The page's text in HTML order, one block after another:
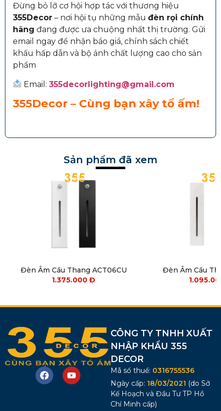
Đừng bỏ lỡ cơ hội hợp tác với thương hiệu
355Decor – nơi hội tụ những mẫu đèn rọi chính
hãng đang được ưa chuộng nhất thị trường. Gửi
email ngay để nhận báo giá, chính sách chiết
khấu hấp dẫn và bộ ảnh chất lượng cao cho sản
phẩm
Email:355decorlighting@gmail.com
355Decor – Cùng bạn xây tổ ấm!
Sản phẩm đã xem
Đèn Âm Cầu Thang ACT06CU
1.375.000Đ
Đèn Âm Cầu
CÔNG TY TNHH XUẤT
NHẬP KHẨU 355
DECOR
Mã số thuế: 0316755536
Ngày cấp: 18/03/2021 (do Sở
Kế Hoạch và Đầu Tư TP Hồ
Chí Minh cấp)